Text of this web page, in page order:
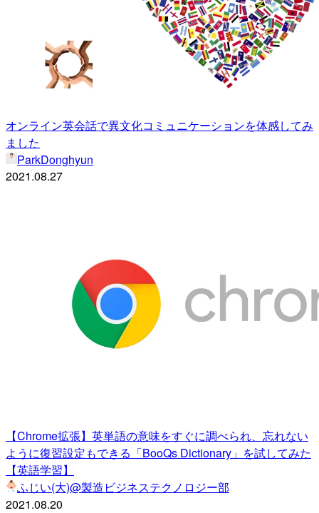
オンライン英会話で異文化コミュニケーションを体感してみ
ました
ParkDonghyun
2021.08.27
【Chrome拡張】英単語の意味をすぐに調べられ、忘れない
ように復習設定もできる「BooQs Dictionary」を試してみた
【英語学習】
ふじい(大)@製造ビジネステクノロジー部
2021.08.20